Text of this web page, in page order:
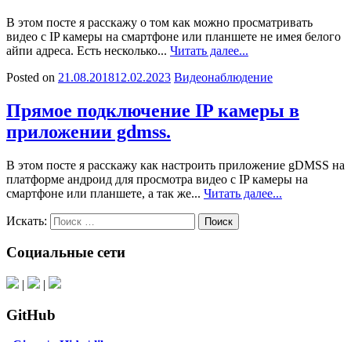
В этом посте я расскажу о том как можно просматривать
видео с IP камеры на смартфоне или планшете не имея белого
айпи адреса. Есть несколько... Читать далее...
Posted on 21.08.201812.02.2023 Видеонаблюдение
Прямое подключение IP камеры в
приложении gdmss.
В этом посте я расскажу как настроить приложение gDMSS на
платформе андроид для просмотра видео с IP камеры на
смартфоне или планшете, а так же... Читать далее...
Искать: Поиск
Социальные сети
| |
GitHub